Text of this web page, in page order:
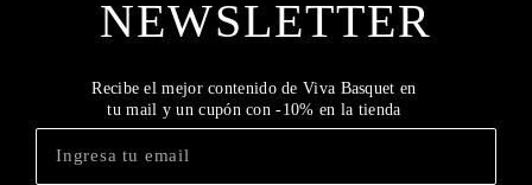
NEWSLETTER
Recibe el mejor contenido de Viva Basquet en
tu mail y un cupón con -10% en la tienda